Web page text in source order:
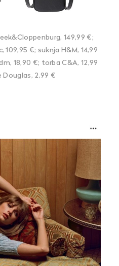
149,99 €;
109,95 €; suknja H&M, 14,99
18,90 €; torba C&A, 12,99
Douglas, 2,99 €